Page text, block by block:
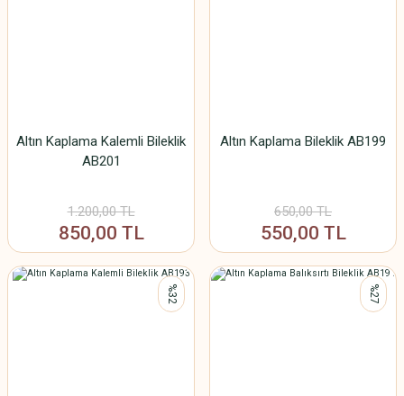
Altın Kaplama Kalemli Bileklik
AB201
1.200,00 TL
850,00 TL
Altın Kaplama Bileklik AB199
650,00 TL
550,00 TL
%32 %27